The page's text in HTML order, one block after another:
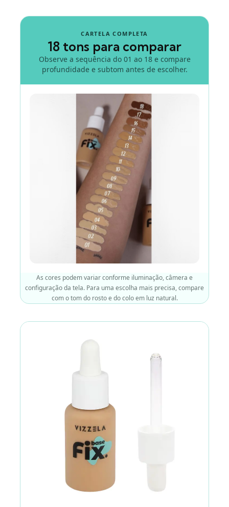
CARTELA COMPLETA
18 tons para comparar
Observe a sequência do 01 ao 18 e compare
profundidade e subtom antes de escolher.
As cores podem variar conforme iluminação, câmera e
configuração da tela. Para uma escolha mais precisa, compare
com o tom do rosto e do colo em luz natural.